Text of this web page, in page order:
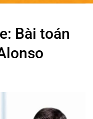
Bài toán